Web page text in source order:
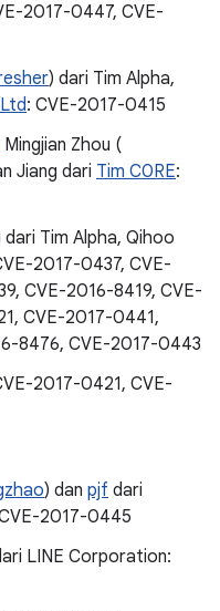
2017-0447, CVE-
) dari Tim Alpha,
: CVE-2017-0415
Mingjian Zhou (
Jiang dari Tim C0RE:
Tim Alpha, Qihoo
2017-0437, CVE-
CVE-2016-8419, CVE-
CVE-2017-0441,
8476, CVE-2017-0443
2017-0421, CVE-
) dan pjf dari
2017-0445
LINE Corporation: